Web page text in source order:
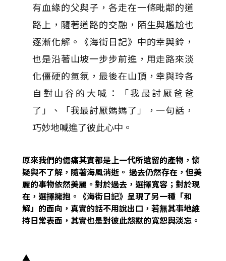
有血緣的父與子，各走在一條毗鄰的道
路上，隨著道路的交融，陌生與尷尬也
逐漸化解。《海街日記》中的幸與鈴，
也是沿著山坡一步步前進，用走路來淡
化僵硬的氣氛，最後在山頂，幸與玲各
自對山谷的大喊：「我最討厭爸爸
了」、「我最討厭媽媽了」，一句話，
巧妙地喊進了彼此心中。
原來我們的傷痛其實都是上一代所遺留的產物，懷
疑與不了解，隨著海風消逝。 過去仍然存在，但美
麗的事物依然美麗。對於過去，選擇寬容；對於現
在，選擇擁抱。《海街日記》呈現了另一種「和
解」的面向，真實的話不用說出口，若無其事地維
持日常表面，其實也是對彼此怨懟的寬恕與淡忘。
▲